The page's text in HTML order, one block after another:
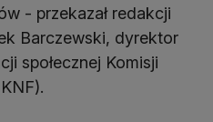
- przekazał redakcji
Barczewski, dyrektor
społecznej Komisji